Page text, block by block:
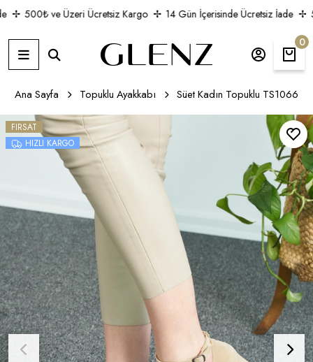
500₺ ve Üzeri Ücretsiz Kargo 14 Gün İçerisinde Ücretsiz İade
0
Ana Sayfa Topuklu Ayakkabı Süet Kadın Topuklu TS1066
FIRSAT
HIZLI KARGO